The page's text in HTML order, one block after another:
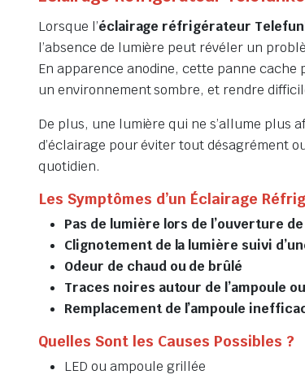
Lorsque l’éclairage réfrigérateur
l’absence de lumière peut révéler un
En apparence anodine, cette panne
un environnement sombre, et rendre
De plus, une lumière qui ne s’allume
d’éclairage pour éviter tout désagrément
quotidien.
Les Symptômes d’un Éclairage
Pas de lumière lors de l’ouverture
Clignotement de la lumière suivi
Odeur de chaud ou de brûlé
Traces noires autour de l’ampoule
Remplacement de l’ampoule
Quelles Sont les Causes Possibles ?
LED ou ampoule grillée